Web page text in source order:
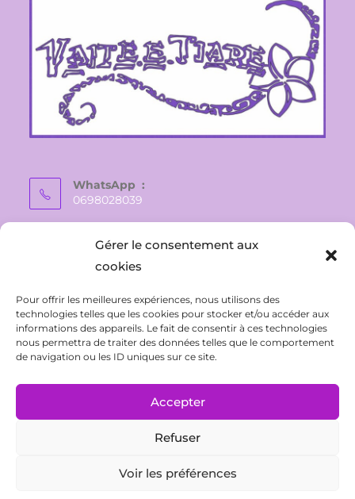
Gérer le consentement aux
cookies
Pour offrir les meilleures expériences, nous utilisons des
technologies telles que les cookies pour stocker et/ou accéder aux
informations des appareils. Le fait de consentir à ces technologies
nous permettra de traiter des données telles que le comportement
de navigation ou les ID uniques sur ce site.
Accepter
Refuser
Voir les préférences
WhatsApp :
0698028039
vaite.e.tiare@gmail.com
Conditions Générales de Ventes
Mentions légales